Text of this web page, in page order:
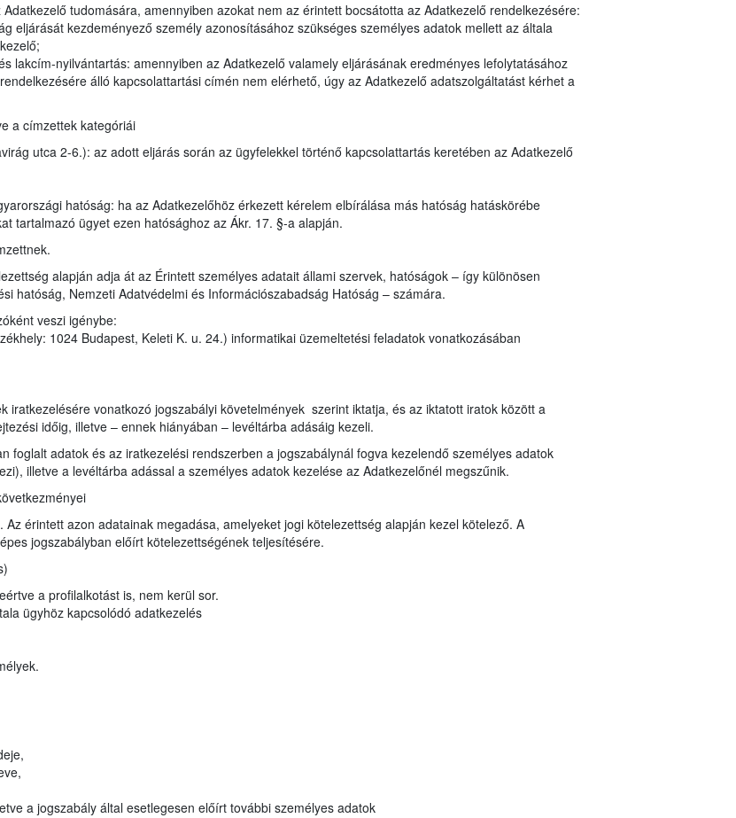
tudomására, amennyiben azokat nem az érintett bocsátotta az Adatkezelő rendelkezésére:
kezdeményező személy azonosításához szükséges személyes adatok mellett az általa
nyilvántartás: amennyiben az Adatkezelő valamely eljárásának eredményes lefolytatásához
álló kapcsolattartási címén nem elérhető, úgy az Adatkezelő adatszolgáltatást kérhet a
a címzettek kategóriái
utca 2-6.): az adott eljárás során az ügyfelekkel történő kapcsolattartás keretében az Adatkezelő
hatóság: ha az Adatkezelőhöz érkezett kérelem elbírálása más hatóság hatáskörébe
tartalmazó ügyet ezen hatósághoz az Ákr. 17. §-a alapján.
alapján adja át az Érintett személyes adatait állami szervek, hatóságok – így különösen
hatóság, Nemzeti Adatvédelmi és Információszabadság Hatóság – számára.
veszi igénybe:
1024 Budapest, Keleti K. u. 24.) informatikai üzemeltetési feladatok vonatkozásában
iratkezelésére vonatkozó jogszabályi követelmények szerint iktatja, és az iktatott iratok között a
időig, illetve – ennek hiányában – levéltárba adásáig kezeli.
foglalt adatok és az iratkezelési rendszerben a jogszabálynál fogva kezelendő személyes adatok
illetve a levéltárba adással a személyes adatok kezelése az Adatkezelőnél megszűnik.
érintett azon adatainak megadása, amelyeket jogi kötelezettség alapján kezel kötelező. A
jogszabályban előírt kötelezettségének teljesítésére.
a profilalkotást is, nem kerül sor.
ügyhöz kapcsolódó adatkezelés
a jogszabály által esetlegesen előírt további személyes adatok